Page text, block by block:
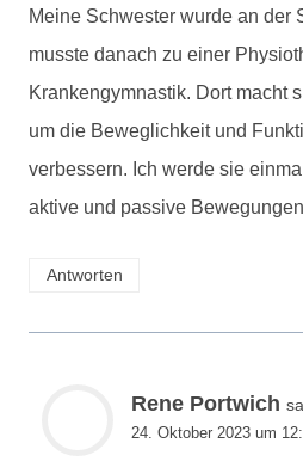
Meine Schwester wurde an der
musste danach zu einer
Krankengymnastik. Dort macht
um die Beweglichkeit und
verbessern. Ich werde sie
aktive und passive
Antworten
Rene Portwich
24. Oktober 2023 um